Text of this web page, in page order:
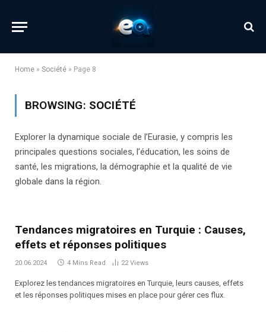
Home » Société » Page 8
BROWSING: SOCIÉTÉ
Explorer la dynamique sociale de l’Eurasie, y compris les
principales questions sociales, l’éducation, les soins de
santé, les migrations, la démographie et la qualité de vie
globale dans la région.
Tendances migratoires en Turquie : Causes,
effets et réponses politiques
20.06.2024 4 Mins Read 22Views
Explorez les tendances migratoires en Turquie, leurs causes, effets
et les réponses politiques mises en place pour gérer ces flux.